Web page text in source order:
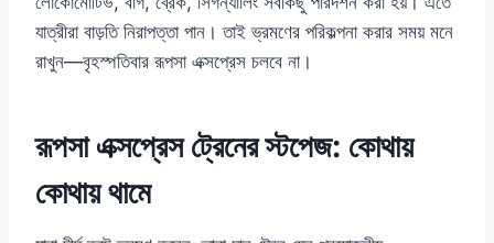
যাত্রীরা বাড়তি নিরাপত্তা পান। তাই ভ্রমণের পরিকল্পনা করার সময় মনে
রাখুন—বৃহস্পতিবার রূপসা এক্সপ্রেস চলবে না।
রূপসা এক্সপ্রেস ট্রেনের স্টপেজ: কোথায়
কোথায় থামে